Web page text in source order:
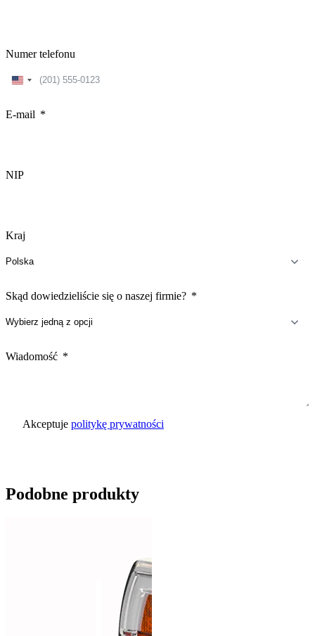
Numer telefonu
United
E-mail
NIP
Kraj
Skąd dowiedzieliście się o naszej firmie?
Wiadomość
Akceptuje politykę prywatności
Podobne produkty